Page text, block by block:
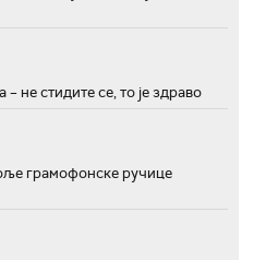
не стидите се, то је здраво
грамофонске ручице